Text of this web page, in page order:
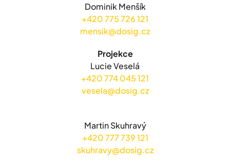
Dominik Menšík
+420 775 726 121
mensik@dosig.cz
Projekce
Lucie Veselá
+420 774 045 121
vesela@dosig.cz
Martin Skuhravý
+420 777 739 121
skuhravy@dosig.cz